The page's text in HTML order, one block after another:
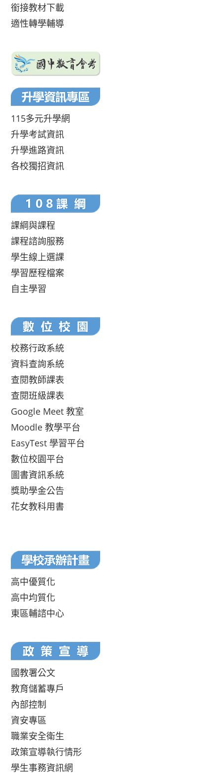
銜接教材下載
適性轉學輔導
115多元升學網
升學考試資訊
升學進路資訊
各校獨招資訊
課綱與課程
課程諮詢服務
學生線上選課
學習歷程檔案
自主學習
校務行政系統
資料查詢系統
查閱教師課表
查閱班級課表
Google Meet 教室
Moodle 教學平台
EasyTest 學習平台
數位校園平台
圖書資訊系統
獎助學金公告
花女教科用書
高中優質化
高中均質化
東區輔諮中心
國教署公文
教育儲蓄專戶
內部控制
資安專區
職業安全衛生
政策宣導執行情形
學生事務資訊網